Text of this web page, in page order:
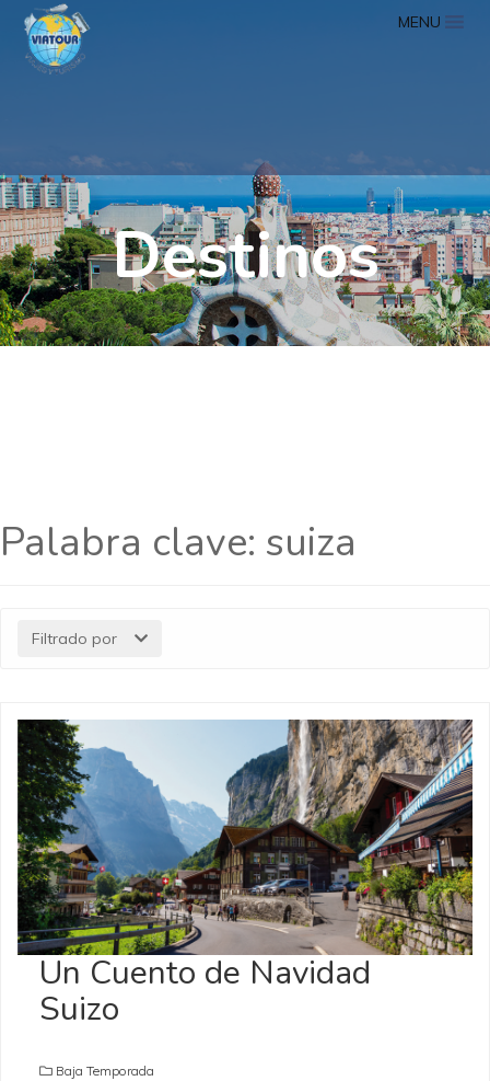
MENU
Destinos
Palabra clave: suiza
Filtrado por
Un Cuento de Navidad
Suizo
Baja Temporada